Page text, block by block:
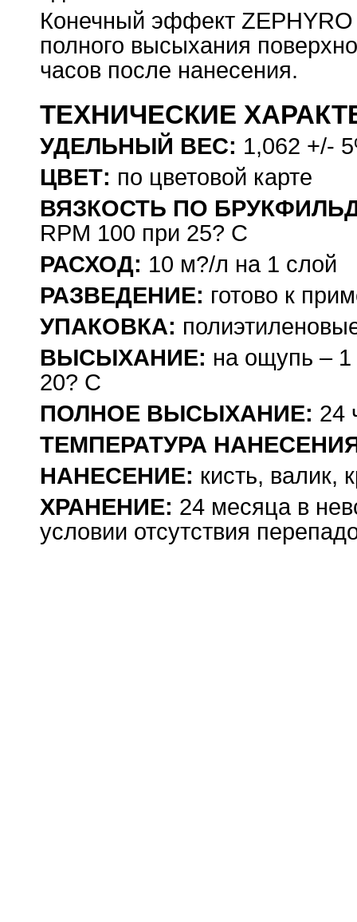
Конечный эффект ZEPHYRO
полного высыхания
часов после нанесения.
ТЕХНИЧЕСКИЕ
УДЕЛЬНЫЙ ВЕС: 1,062 +/-
ЦВЕТ: по цветовой карте
ВЯЗКОСТЬ ПО
RPM 100 при 25? С
РАСХОД: 10 м?/л на 1 слой
РАЗВЕДЕНИЕ: готово к
УПАКОВКА:
ВЫСЫХАНИЕ: на ощупь – 1
20? С
ПОЛНОЕ ВЫСЫХАНИЕ: 24
ТЕМПЕРАТУРА
НАНЕСЕНИЕ: кисть, валик,
ХРАНЕНИЕ: 24 месяца в
условии отсутствия